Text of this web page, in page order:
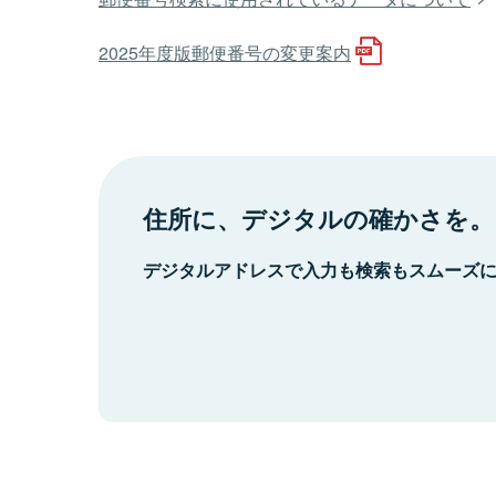
2025年度版郵便番号の変更案内
住所に、デジタルの確かさを。
デジタルアドレスで入力も検索もスムーズ